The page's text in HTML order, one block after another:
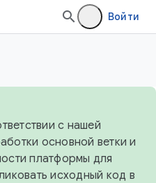
Войти
с нашей
основной ветки и
платформы для
исходный код в